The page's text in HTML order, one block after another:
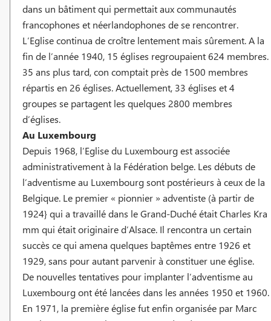
dans un bâtiment qui permettait aux communautés
francophones et néerlandophones de se rencontrer.
L’Eglise continua de croître lentement mais sûrement. A la
fin de l’année 1940, 15 églises regroupaient 624 membres.
35 ans plus tard, con comptait près de 1500 membres
répartis en 26 églises. Actuellement, 33 églises et 4
groupes se partagent les quelques 2800 membres
d’églises.
Au Luxembourg
Depuis 1968, l’Eglise du Luxembourg est associée
administrativement à la Fédération belge. Les débuts de
l’adventisme au Luxembourg sont postérieurs à ceux de la
Belgique. Le premier « pionnier » adventiste (à partir de
1924} qui a travaillé dans le Grand-Duché était Charles Kra
mm qui était originaire d’Alsace. Il rencontra un certain
succès ce qui amena quelques baptêmes entre 1926 et
1929, sans pour autant parvenir à constituer une église.
De nouvelles tentatives pour implanter l’adventisme au
Luxembourg ont été lancées dans les années 1950 et 1960.
En 1971, la première église fut enfin organisée par Marc